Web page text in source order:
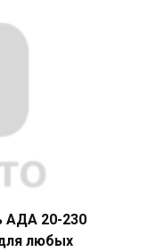
АДА 20-230
любых